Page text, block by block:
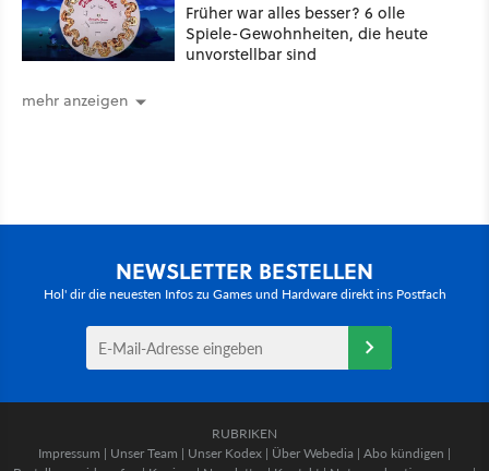
Früher war alles besser? 6 olle
Spiele-Gewohnheiten, die heute
unvorstellbar sind
mehr anzeigen
NEWSLETTER BESTELLEN
Hol' dir die neuesten Infos zu Games und Hardware direkt ins Postfach
RUBRIKEN
Impressum | Unser Team | Unser Kodex | Über Webedia | Abo kündigen |